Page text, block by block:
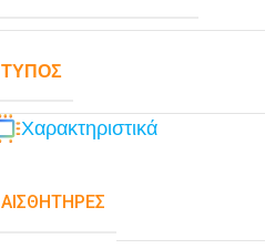
ΤΎΠΟΣ
Χαρακτηριστικά
ΑΙΣΘΗΤΉΡΕΣ